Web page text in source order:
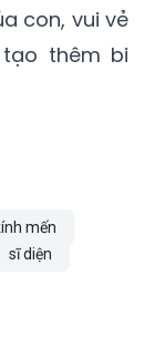
con, vui vẻ
thêm bi
mến
sĩ diện